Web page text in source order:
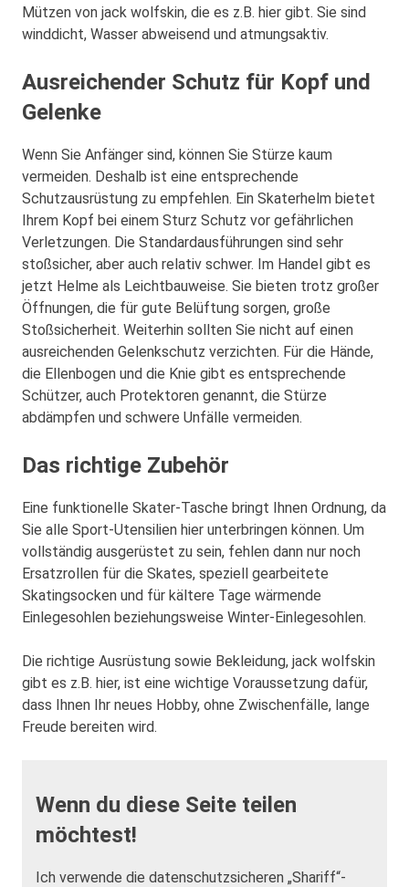
Mützen von jack wolfskin, die es z.B. hier gibt. Sie sind
winddicht, Wasser abweisend und atmungsaktiv.
Ausreichender Schutz für Kopf und
Gelenke
Wenn Sie Anfänger sind, können Sie Stürze kaum
vermeiden. Deshalb ist eine entsprechende
Schutzausrüstung zu empfehlen. Ein Skaterhelm bietet
Ihrem Kopf bei einem Sturz Schutz vor gefährlichen
Verletzungen. Die Standardausführungen sind sehr
stoßsicher, aber auch relativ schwer. Im Handel gibt es
jetzt Helme als Leichtbauweise. Sie bieten trotz großer
Öffnungen, die für gute Belüftung sorgen, große
Stoßsicherheit. Weiterhin sollten Sie nicht auf einen
ausreichenden Gelenkschutz verzichten. Für die Hände,
die Ellenbogen und die Knie gibt es entsprechende
Schützer, auch Protektoren genannt, die Stürze
abdämpfen und schwere Unfälle vermeiden.
Das richtige Zubehör
Eine funktionelle Skater-Tasche bringt Ihnen Ordnung, da
Sie alle Sport-Utensilien hier unterbringen können. Um
vollständig ausgerüstet zu sein, fehlen dann nur noch
Ersatzrollen für die Skates, speziell gearbeitete
Skatingsocken und für kältere Tage wärmende
Einlegesohlen beziehungsweise Winter-Einlegesohlen.
Die richtige Ausrüstung sowie Bekleidung, jack wolfskin
gibt es z.B. hier, ist eine wichtige Voraussetzung dafür,
dass Ihnen Ihr neues Hobby, ohne Zwischenfälle, lange
Freude bereiten wird.
Wenn du diese Seite teilen
möchtest!
Ich verwende die datenschutzsicheren „Shariff“-